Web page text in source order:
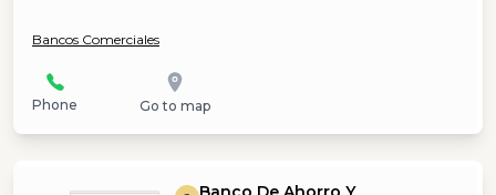
Bancos Comerciales
Phone Go to map